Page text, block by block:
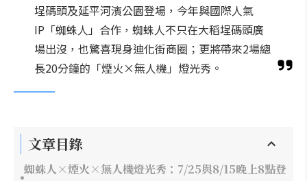
埕碼頭及延平河濱公園登場，今年與國際人氣
IP「蜘蛛人」合作，蜘蛛人不只在大稻埕碼頭廣
場出沒，也驚喜現身迪化街商圈；更將帶來2場總
長20分鐘的「煙火×無人機」燈光秀。
文章目錄
蜘蛛人×煙火×無人機燈光秀：7/25與8/15晚上8點登